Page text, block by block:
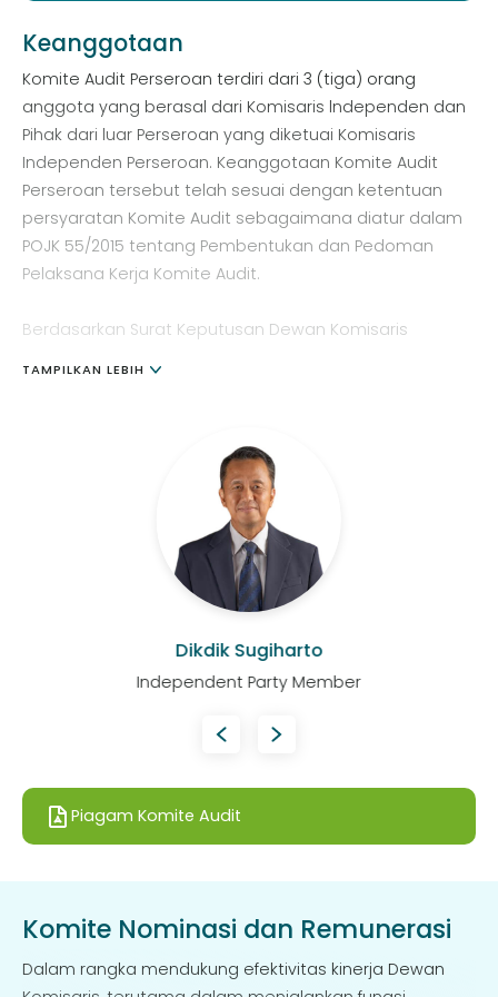
Keanggotaan
Komite Audit Perseroan terdiri dari 3 (tiga) orang
anggota yang berasal dari Komisaris lndependen dan
Pihak dari luar Perseroan yang diketuai Komisaris
Independen Perseroan. Keanggotaan Komite Audit
Perseroan tersebut telah sesuai dengan ketentuan
persyaratan Komite Audit sebagaimana diatur dalam
POJK 55/2015 tentang Pembentukan dan Pedoman
Pelaksana Kerja Komite Audit.
Berdasarkan Surat Keputusan Dewan Komisaris
TAMPILKAN LEBIH
Dikdik Sugiharto
Independent Party Member
Piagam Komite Audit
Komite Nominasi dan Remunerasi
Dalam rangka mendukung efektivitas kinerja Dewan